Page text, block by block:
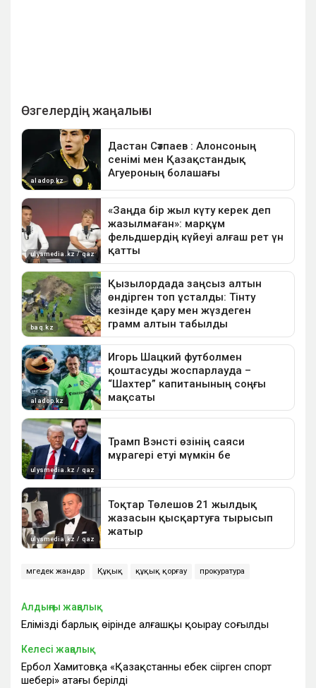
мүгедек жандар Құқық құқық қорғау прокуратура
Алдыңғы жаңалық
Еліміздің барлық өңірінде алғашқы қоңырау соғылды
Келесі жаңалық
Ербол Хамитовқа «Қазақстанның еңбек сіңірген спорт
шебері» атағы берілді